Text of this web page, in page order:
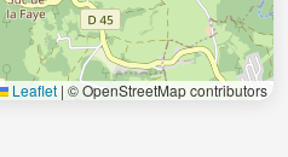
Leaflet | © OpenStreetMap contributors